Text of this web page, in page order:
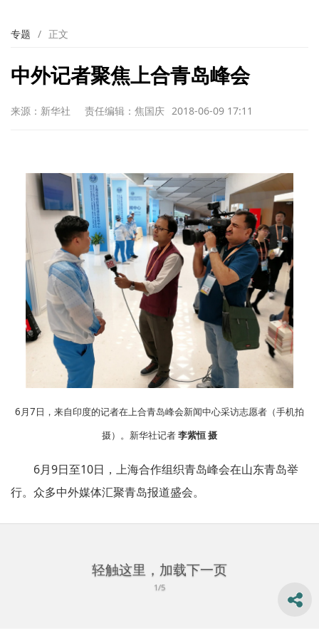
专题 / 正文
中外记者聚焦上合青岛峰会
来源：新华社 责任编辑：焦国庆 2018-06-09 17:11
6月7日，来自印度的记者在上合青岛峰会新闻中心采访志愿者（手机拍
摄）。新华社记者李紫恒 摄
6月9日至10日，上海合作组织青岛峰会在山东青岛举
行。众多中外媒体汇聚青岛报道盛会。
轻触这里，加载下一页
1/5